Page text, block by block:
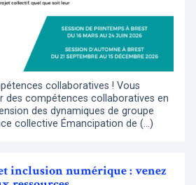
collaboratives ! Vous
des compétences collaboratives en
des dynamiques de groupe
collective Émancipation de (…)
inclusion numérique : venez